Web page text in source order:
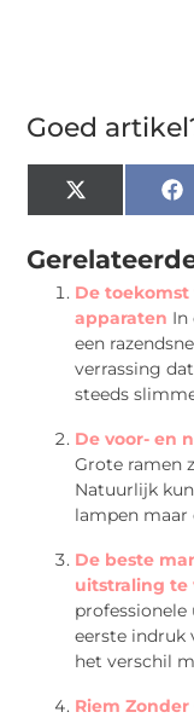
Goed
X
(Twitter)
De
apparaten In
een
verrassing
steeds
De voor- en
Grote ramen
Natuurlijk
lampen maar
De beste
uitstraling te
eerste indruk
het verschil
Riem